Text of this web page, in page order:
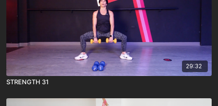
29:32
STRENGTH 31